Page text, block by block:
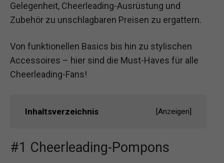
Gelegenheit, Cheerleading-Ausrüstung und
Zubehör zu unschlagbaren Preisen zu ergattern.
Von funktionellen Basics bis hin zu stylischen
Accessoires – hier sind die Must-Haves für alle
Cheerleading-Fans!
Inhaltsverzeichnis [Anzeigen]
#1 Cheerleading-Pompons